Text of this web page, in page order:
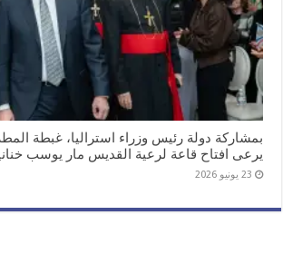
بمشاركة دولة رئيس وزراء استراليا، غبطة
يرعى افتاح قاعة لرعية القديس مار يوسب
23 يونيو 2026